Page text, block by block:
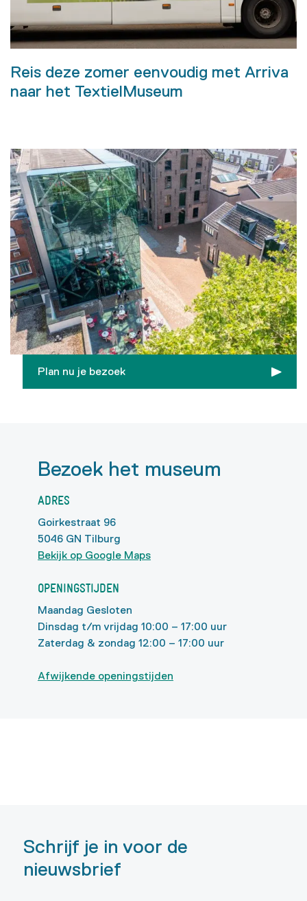
Reis deze zomer eenvoudig met Arriva
naar het TextielMuseum
Bezoek het museum
ADRES
Goirkestraat 96
5046 GN Tilburg
Bekijk op Google Maps
OPENINGSTIJDEN
Maandag Gesloten
Dinsdag t/m vrijdag 10:00 – 17:00 uur
Zaterdag & zondag 12:00 – 17:00 uur
Afwijkende openingstijden
Plan nu je bezoek
Schrijf je in voor de
nieuwsbrief